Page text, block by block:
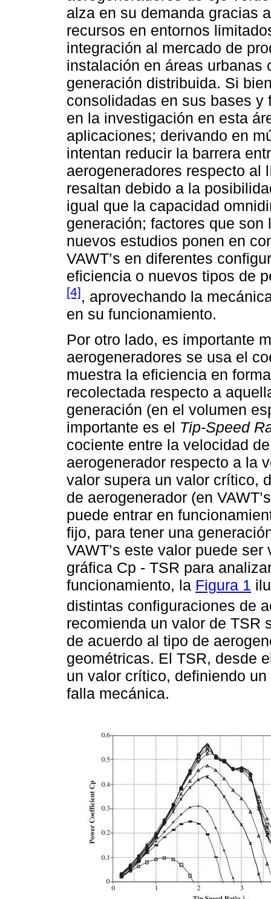
alza en su demanda gracias
recursos en entornos
integración al mercado de
instalación en áreas urbanas
generación distribuida. Si
consolidadas en sus bases
en la investigación en esta
aplicaciones; derivando en
intentan reducir la barrera
aerogeneradores respecto al
resaltan debido a la
igual que la capacidad
generación; factores que son
nuevos estudios ponen en
VAWT’s en diferentes
eficiencia o nuevos tipos de
[4], aprovechando la
en su funcionamiento.
Por otro lado, es importante
aerogeneradores se usa el
muestra la eficiencia en
recolectada respecto a
generación (en el volumen
importante es el Tip-Speed
cociente entre la velocidad
aerogenerador respecto a la
valor supera un valor crítico,
de aerogenerador (en
puede entrar en
fijo, para tener una
VAWT’s este valor puede
gráfica Cp - TSR para
funcionamiento, la Figura 1
distintas configuraciones de
recomienda un valor de TSR
de acuerdo al tipo de
geométricas. El TSR, desde
un valor crítico, definiendo
falla mecánica.